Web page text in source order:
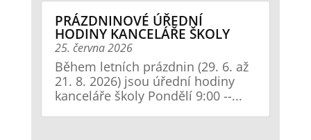
PRÁZDNINOVÉ ÚŘEDNÍ
HODINY KANCELÁŘE ŠKOLY
25. června 2026
Během letních prázdnin (29. 6. až
21. 8. 2026) jsou úřední hodiny
kanceláře školy Pondělí 9:00 --...